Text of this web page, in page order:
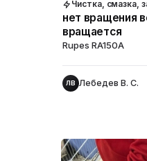
Чистка, смазка,
нет вращения
вращается
Rupes RA150A
ЛВ Лебедев В. С.